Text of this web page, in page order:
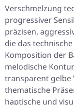
Verschmelzung
progressiver
präzisen,
die das
Komposition der
melodische
transparent gelbe
thematische
haptische und